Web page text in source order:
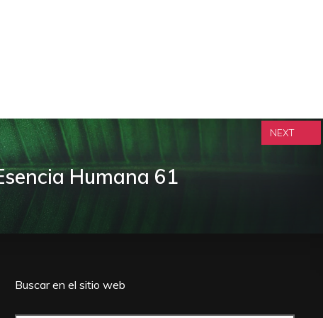
Humana 61
NEXT
Buscar en el sitio web